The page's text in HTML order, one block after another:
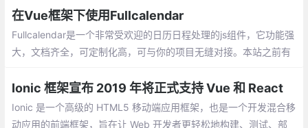
在Vue框架下使用Fullcalendar
Fullcalendar是一个非常受欢迎的日历日程处理的js组件，它功能强
大，文档齐全，可定制化高，可与你的项目无缝对接。本站之前有
在Vue框架下使用Fullcalendar。
Ionic 框架宣布 2019 年将正式支持 Vue 和 React
Ionic 是一个高级的 HTML5 移动端应用框架，也是一个开发混合移
动应用的前端框架，旨在让 Web 开发者更轻松地构建、测试、部